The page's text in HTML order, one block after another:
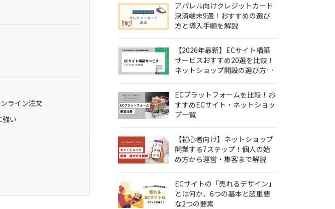
ライン注文
強い
アパレル向けクレジットカード
決済端末9選！おすすめの選び
方と導入手順を解説
【2026年最新】ECサイト構築
サービスおすすめ20選を比較！
ネットショップ開設の選び方も
ECプラットフォームを比較！お
すすめECサイト・ネットショッ
プ一覧
【初心者向け】ネットショップ
開業する7ステップ！個人の始
め方から運営・集客まで解説
ECサイトの「売れるデザイン」
とは何か、6つの基本と超重要
な2つの要素